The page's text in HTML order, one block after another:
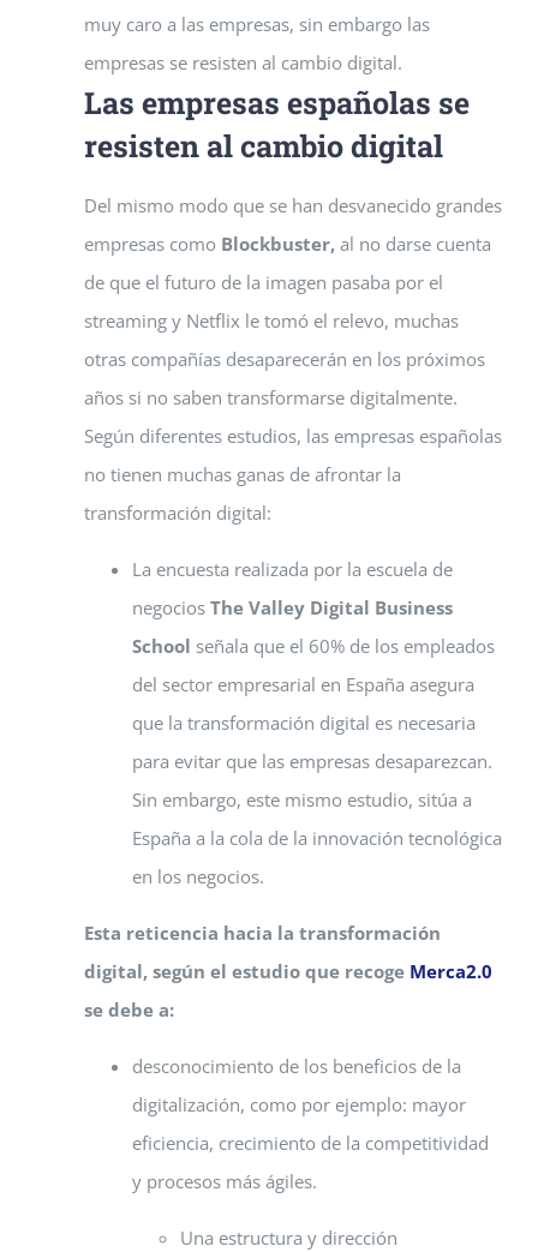
muy caro a las empresas, sin embargo las
empresas se resisten al cambio digital.
Las empresas españolas se
resisten al cambio digital
Del mismo modo que se han desvanecido grandes
empresas como Blockbuster, al no darse cuenta
de que el futuro de la imagen pasaba por el
streaming y Netflix le tomó el relevo, muchas
otras compañías desaparecerán en los próximos
años si no saben transformarse digitalmente.
Según diferentes estudios, las empresas españolas
no tienen muchas ganas de afrontar la
transformación digital:
La encuesta realizada por la escuela de
negocios The Valley Digital Business
School señala que el 60% de los empleados
del sector empresarial en España asegura
que la transformación digital es necesaria
para evitar que las empresas desaparezcan.
Sin embargo, este mismo estudio, sitúa a
España a la cola de la innovación tecnológica
en los negocios.
Esta reticencia hacia la transformación
digital, según el estudio que recoge Merca2.0
se debe a:
desconocimiento de los beneficios de la
digitalización, como por ejemplo: mayor
eficiencia, crecimiento de la competitividad
y procesos más ágiles.
Una estructura y dirección